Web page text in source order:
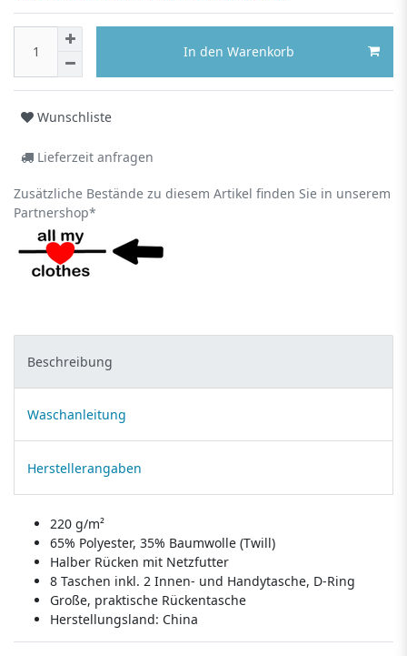
In den Warenkorb
Wunschliste
Lieferzeit anfragen
Zusätzliche Bestände zu diesem Artikel finden Sie in unserem
Partnershop*
Beschreibung
Waschanleitung
Herstellerangaben
220 g/m²
65% Polyester, 35% Baumwolle (Twill)
Halber Rücken mit Netzfutter
8 Taschen inkl. 2 Innen- und Handytasche, D-Ring
Große, praktische Rückentasche
Herstellungsland: China